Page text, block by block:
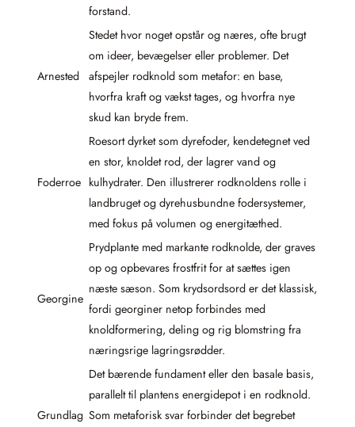
forstand.
Arnested
Stedet hvor noget opstår og næres, ofte brugt
om ideer, bevægelser eller problemer. Det
afspejler rodknold som metafor: en base,
hvorfra kraft og vækst tages, og hvorfra nye
skud kan bryde frem.
Foderroe
Roesort dyrket som dyrefoder, kendetegnet ved
en stor, knoldet rod, der lagrer vand og
kulhydrater. Den illustrerer rodknoldens rolle i
landbruget og dyrehusbundne fodersystemer,
med fokus på volumen og energitæthed.
Georgine
Prydplante med markante rodknolde, der graves
op og opbevares frostfrit for at sættes igen
næste sæson. Som krydsordsord er det klassisk,
fordi georginer netop forbindes med
knoldformering, deling og rig blomstring fra
næringsrige lagringsrødder.
Grundlag
Det bærende fundament eller den basale basis,
parallelt til plantens energidepot i en rodknold.
Som metaforisk svar forbinder det begrebet